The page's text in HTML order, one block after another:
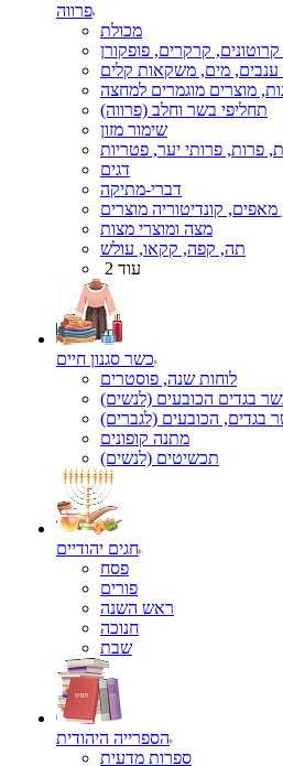
פרווה
מכולת
קרקרים, פופקורן
ענבים, מים, משקאות קלים
מוצרים מוגמרים למחצה
תחליפי בשר וחלב (פרווה)
שימור מזון
פרות, פרותי יער, פטריות
דגים
דברי-מתיקה
קונדיטוריה מוצרים
מצה ומוצרי מצות
תה, קפה, קקאו, עולש
עוד 2
כשר סגנון חיים
לוחות שנה, פוסטרים
בגדים הכובעים (לנשים)
בגדים, הכובעים (לגברים)
מתנה קופונים
תכשיטים (לנשים)
חגים יהודיים
פסח
פורים
ראש השנה
חנוכה
שבת
הספרייה היהודית
ספרות מדעית